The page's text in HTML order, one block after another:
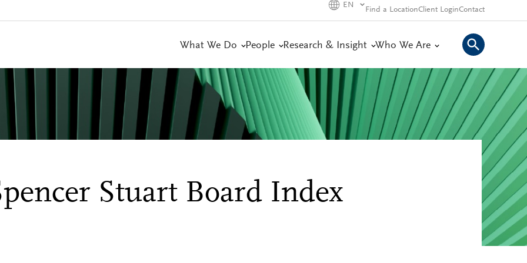
EN
Find a LocationClient LoginContact
What We Do People Research & Insight Who We Are
Stuart Board Index